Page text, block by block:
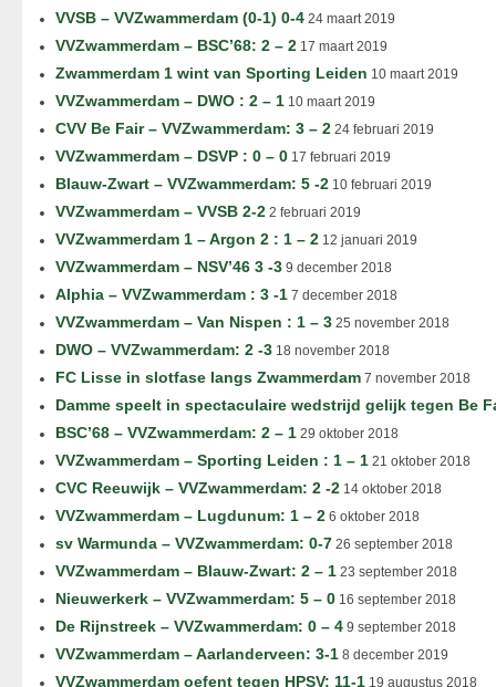
VVSB – VVZwammerdam (0-1) 0-4 24 maart 2019
VVZwammerdam – BSC’68: 2 – 2 17 maart 2019
Zwammerdam 1 wint van Sporting Leiden 10 maart 2019
VVZwammerdam – DWO : 2 – 1 10 maart 2019
CVV Be Fair – VVZwammerdam: 3 – 2 24 februari 2019
VVZwammerdam – DSVP : 0 – 0 17 februari 2019
Blauw-Zwart – VVZwammerdam: 5 -2 10 februari 2019
VVZwammerdam – VVSB 2-2 2 februari 2019
VVZwammerdam 1 – Argon 2 : 1 – 2 12 januari 2019
VVZwammerdam – NSV’46 3 -3 9 december 2018
Alphia – VVZwammerdam : 3 -1 7 december 2018
VVZwammerdam – Van Nispen : 1 – 3 25 november 2018
DWO – VVZwammerdam: 2 -3 18 november 2018
FC Lisse in slotfase langs Zwammerdam 7 november 2018
Damme speelt in spectaculaire wedstrijd gelijk tegen Be
BSC’68 – VVZwammerdam: 2 – 1 29 oktober 2018
VVZwammerdam – Sporting Leiden : 1 – 1 21 oktober 2018
CVC Reeuwijk – VVZwammerdam: 2 -2 14 oktober 2018
VVZwammerdam – Lugdunum: 1 – 2 6 oktober 2018
sv Warmunda – VVZwammerdam: 0-7 26 september 2018
VVZwammerdam – Blauw-Zwart: 2 – 1 23 september 2018
Nieuwerkerk – VVZwammerdam: 5 – 0 16 september 2018
De Rijnstreek – VVZwammerdam: 0 – 4 9 september 2018
VVZwammerdam – Aarlanderveen: 3-1 8 december 2019
VVZwammerdam oefent tegen HPSV: 11-1 19 augustus 2018